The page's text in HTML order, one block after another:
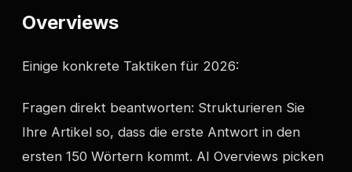
Overviews
Einige konkrete Taktiken für 2026:
Fragen direkt beantworten: Strukturieren Sie
Ihre Artikel so, dass die erste Antwort in den
ersten 150 Wörtern kommt. AI Overviews picken